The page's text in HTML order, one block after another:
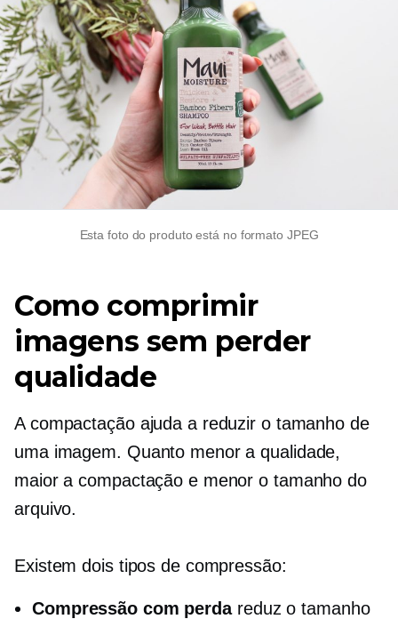
Esta foto do produto está no formato JPEG
Como comprimir
imagens sem perder
qualidade
A compactação ajuda a reduzir o tamanho de
uma imagem. Quanto menor a qualidade,
maior a compactação e menor o tamanho do
arquivo.
Existem dois tipos de compressão:
Compressão com perdareduz o tamanho